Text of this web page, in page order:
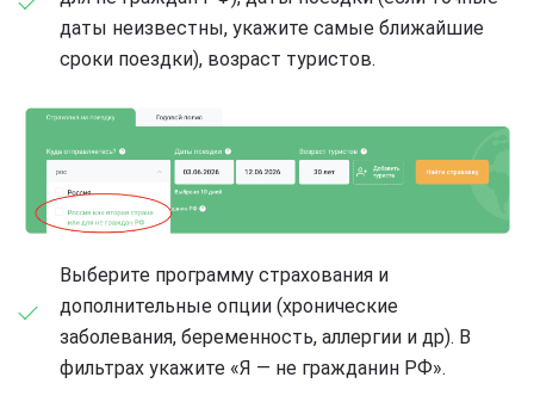
даты неизвестны, укажите самые ближайшие
сроки поездки), возраст туристов.
Выберите программу страхования и
дополнительные опции (хронические
заболевания, беременность, аллергии и др). В
фильтрах укажите «Я — не гражданин РФ».